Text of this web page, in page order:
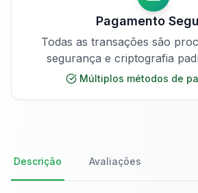
Pagamento
Todas as transações são
segurança e criptografia
Múltiplos métodos de
Descrição Avaliações